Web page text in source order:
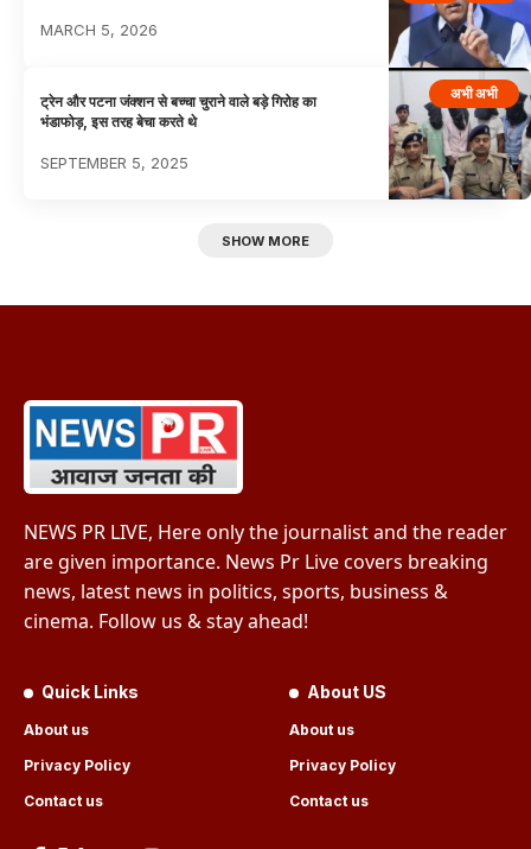
MARCH 5, 2026
अभी अभी
ट्रेन और पटना जंक्शन से बच्चा चुराने वाले बड़े गिरोह का
भंडाफोड़, इस तरह बेचा करते थे
SEPTEMBER 5, 2025
SHOW MORE
NEWS PR LIVE, Here only the journalist and the reader
are given importance. News Pr Live covers breaking
news, latest news in politics, sports, business &
cinema. Follow us & stay ahead!
Quick Links
About us
Privacy Policy
Contact us
About US
About us
Privacy Policy
Contact us